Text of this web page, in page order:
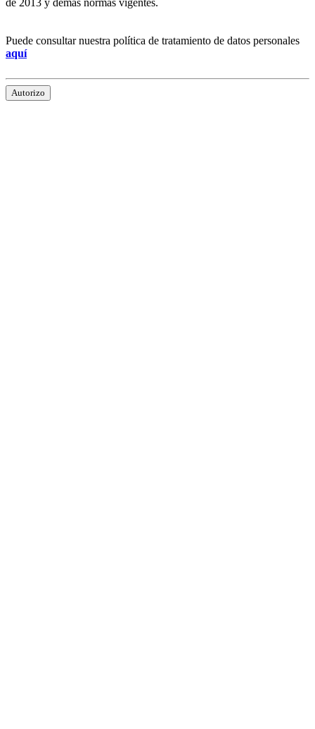
Puede consultar nuestra política de tratamiento de datos personales
aquí
Autorizo